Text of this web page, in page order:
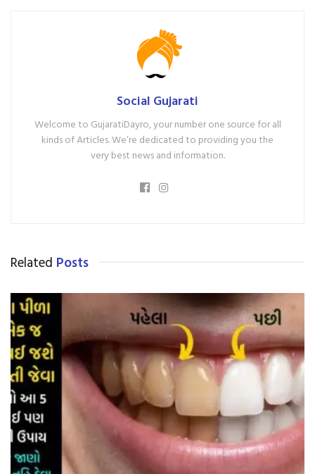
Social Gujarati
Welcome to GujaratiDayro, your number one source for all
kinds of Articles. We’re dedicated to providing you the
very best news and information.
Related Posts